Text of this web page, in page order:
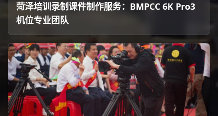
菏泽培训录制课件制作服务：BMPCC 6K Pro3
机位专业团队